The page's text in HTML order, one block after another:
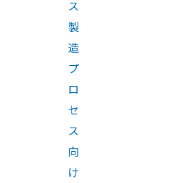
ス
製
造
プ
ロ
セ
ス
向
け